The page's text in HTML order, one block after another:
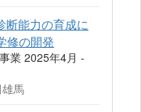
断能力の育成に
修の開発
業 2025年4月 -
馬